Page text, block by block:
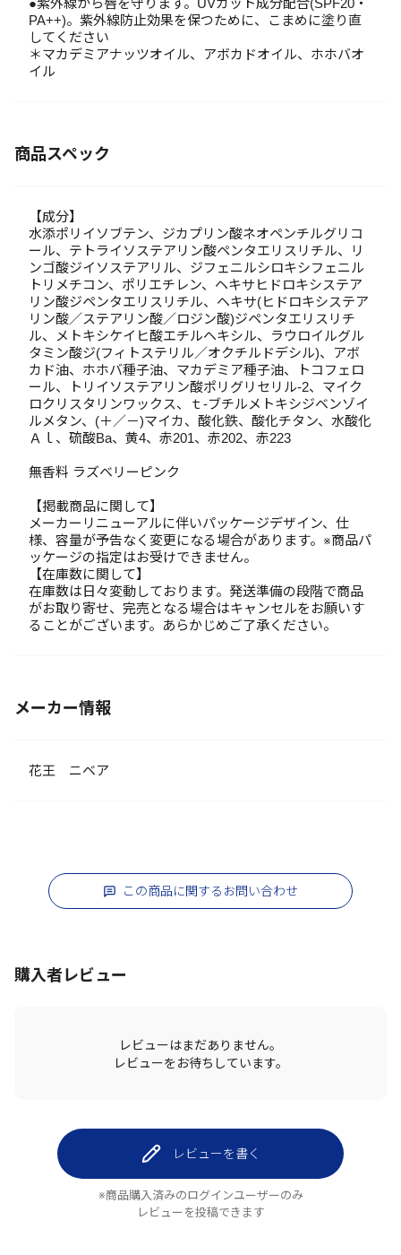
●紫外線から唇を守ります。UVカット成分配合(SPF20・
PA++)。紫外線防止効果を保つために、こまめに塗り直
してください
＊マカデミアナッツオイル、アボカドオイル、ホホバオ
イル
商品スペック
【成分】
水添ポリイソブテン、ジカプリン酸ネオペンチルグリコ
ール、テトライソステアリン酸ペンタエリスリチル、リ
ンゴ酸ジイソステアリル、ジフェニルシロキシフェニル
トリメチコン、ポリエチレン、ヘキサヒドロキシステア
リン酸ジペンタエリスリチル、ヘキサ(ヒドロキシステア
リン酸／ステアリン酸／ロジン酸)ジペンタエリスリチ
ル、メトキシケイヒ酸エチルヘキシル、ラウロイルグル
タミン酸ジ(フィトステリル／オクチルドデシル)、アボ
カド油、ホホバ種子油、マカデミア種子油、トコフェロ
ール、トリイソステアリン酸ポリグリセリル-2、マイク
ロクリスタリンワックス、ｔ-ブチルメトキシジベンゾイ
ルメタン、(＋／－)マイカ、酸化鉄、酸化チタン、水酸化
Ａｌ、硫酸Ba、黄4、赤201、赤202、赤223
無香料 ラズベリーピンク
【掲載商品に関して】
メーカーリニューアルに伴いパッケージデザイン、仕
様、容量が予告なく変更になる場合があります。※商品パ
ッケージの指定はお受けできません。
【在庫数に関して】
在庫数は日々変動しております。発送準備の段階で商品
がお取り寄せ、完売となる場合はキャンセルをお願いす
ることがございます。あらかじめご了承ください。
メーカー情報
花王 ニベア
この商品に関するお問い合わせ
購入者レビュー
レビューはまだありません。
レビューをお待ちしています。
レビューを書く
※商品購入済みのログインユーザーのみ
レビューを投稿できます